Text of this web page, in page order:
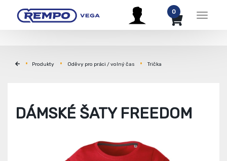
Menu
0
Produkty Oděvy pro práci / volný čas Trička
DÁMSKÉ ŠATY FREEDOM